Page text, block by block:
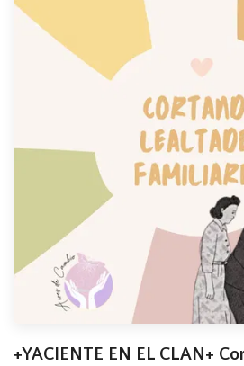
+YACIENTE EN EL CLAN+